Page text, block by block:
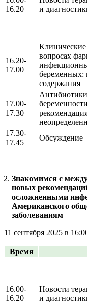
16.20
и
16.20-
17.00
вопросах
беременных:
содержания
17.00-
17.30
17.30-
17.45
Обсуждение
Знакомимся с
новых
осложненными
Американского
заболеваниям
11 сентября 2025 в
Время
16.00-
16.20
Новости
и